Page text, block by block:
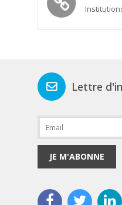
Lettre
JE M'ABONNE